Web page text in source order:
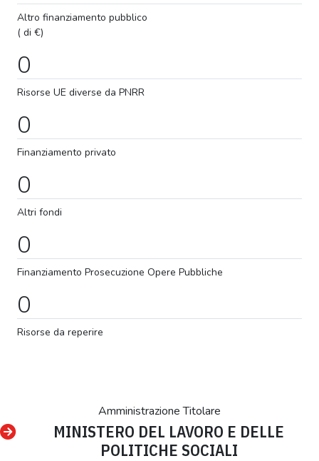
Altro finanziamento pubblico
( di €)
0
Risorse UE diverse da PNRR
0
Finanziamento privato
0
Altri fondi
0
Finanziamento Prosecuzione Opere Pubbliche
0
Risorse da reperire
Amministrazione Titolare
MINISTERO DEL LAVORO E DELLE
POLITICHE SOCIALI